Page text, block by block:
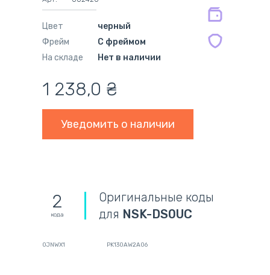
Цвет
черный
Фрейм
С фреймом
На складе
Нет в наличии
1 238,0 ₴
Уведомить о наличии
мес.
2
кода
Оригинальные коды
для NSK-DS0UC
0JNWX1 PK130AW2A06